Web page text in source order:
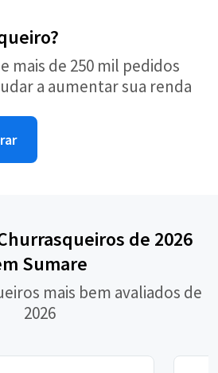
mais de 250 mil pedidos
a aumentar sua renda
de 2026
Sumare
mais bem avaliados de
2026